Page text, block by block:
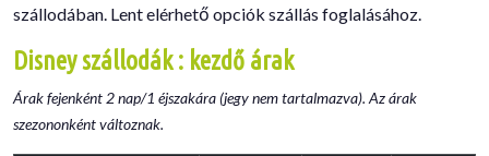
szállodában. Lent elérhető opciók szállás foglalásához.
Disney szállodák : kezdő árak
Árak fejenként 2 nap/1 éjszakára (jegy nem tartalmazva). Az árak
szezononként változnak.